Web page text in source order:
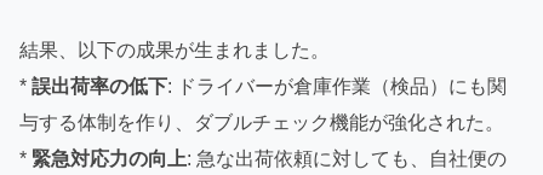
結果、以下の成果が生まれました。
* 誤出荷率の低下: ドライバーが倉庫作業（検品）にも関
与する体制を作り、ダブルチェック機能が強化された。
* 緊急対応力の向上: 急な出荷依頼に対しても、自社便の